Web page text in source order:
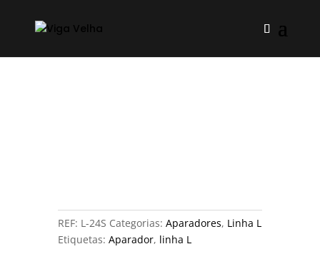
REF: L-24S Categorias: Aparadores, Linha L
Etiquetas: Aparador, linha L